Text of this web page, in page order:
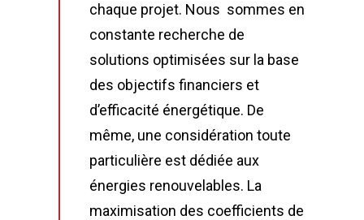
chaque projet. Nous sommes en
constante recherche de
solutions optimisées sur la base
des objectifs financiers et
d’efficacité énergétique. De
même, une considération toute
particulière est dédiée aux
énergies renouvelables. La
maximisation des coefficients de